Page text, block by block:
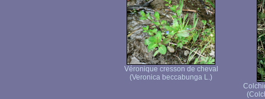
Véronique cresson de cheval
(Veronica beccabunga L.)